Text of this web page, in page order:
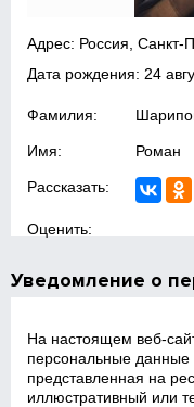
Адрес: Россия, Санкт-
Дата рождения: 24
Фамилия:
Имя: Роман
Рассказать:
Оценить:
Уведомление о
На настоящем
персональные
представленная на
иллюстративный или